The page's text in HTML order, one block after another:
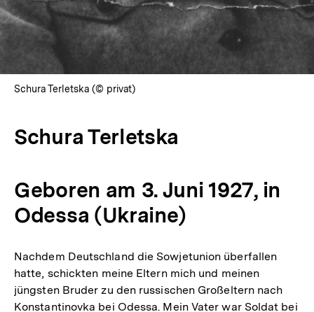
Schura Terletska (© privat)
Schura Terletska
Geboren am 3. Juni 1927, in
Odessa (Ukraine)
Nachdem Deutschland die Sowjetunion überfallen
hatte, schickten meine Eltern mich und meinen
jüngsten Bruder zu den russischen Großeltern nach
Konstantinovka bei Odessa. Mein Vater war Soldat bei